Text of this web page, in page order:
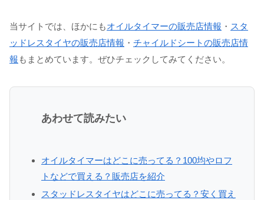
当サイトでは、ほかにもオイルタイマーの販売店情報 ・ スタ
ッドレスタイヤの販売店情報 ・ チャイルドシートの販売店情
報 もまとめています。ぜひチェックしてみてください。
あわせて読みたい
オイルタイマーはどこに売ってる？100均やロフ
トなどで買える？販売店を紹介
スタッドレスタイヤはどこに売ってる？安く買え